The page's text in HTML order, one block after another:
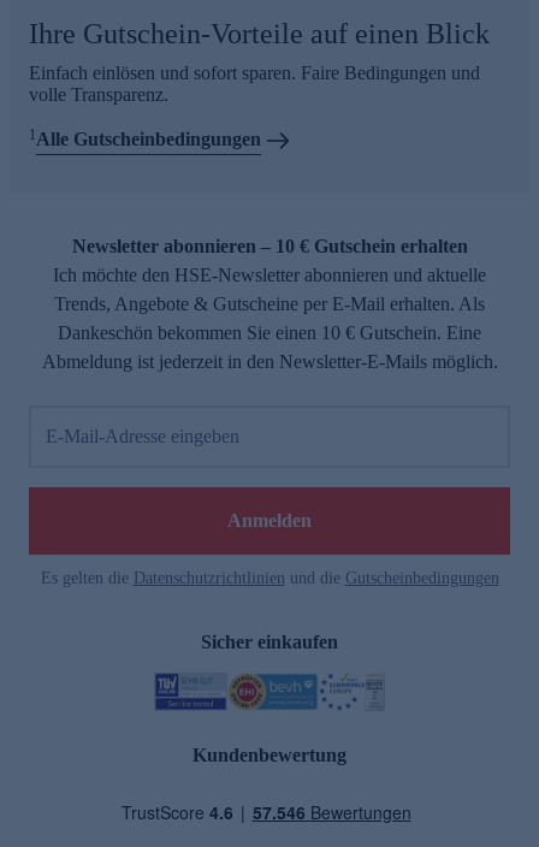
Ihre Gutschein-Vorteile auf einen Blick
Einfach einlösen und sofort sparen. Faire Bedingungen und
volle Transparenz.
1Alle Gutscheinbedingungen
Newsletter abonnieren – 10 € Gutschein erhalten
Ich möchte den HSE-Newsletter abonnieren und aktuelle
Trends, Angebote & Gutscheine per E-Mail erhalten. Als
Dankeschön bekommen Sie einen 10 € Gutschein. Eine
Abmeldung ist jederzeit in den Newsletter-E-Mails möglich.
E-Mail-Adresse eingeben
Anmelden
Es gelten die Datenschutzrichtlinien und die Gutscheinbedingungen
Sicher einkaufen
Kundenbewertung